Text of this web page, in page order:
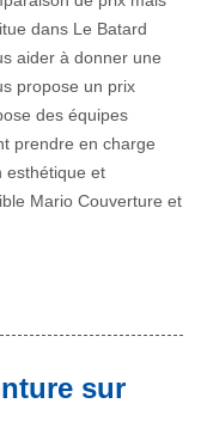
dans Le Batard
aider à donner une
propose un prix
des équipes
prendre en charge
esthétique et
Mario Couverture et
sur